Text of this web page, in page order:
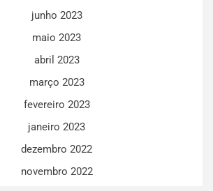
junho 2023
maio 2023
abril 2023
março 2023
fevereiro 2023
janeiro 2023
dezembro 2022
novembro 2022